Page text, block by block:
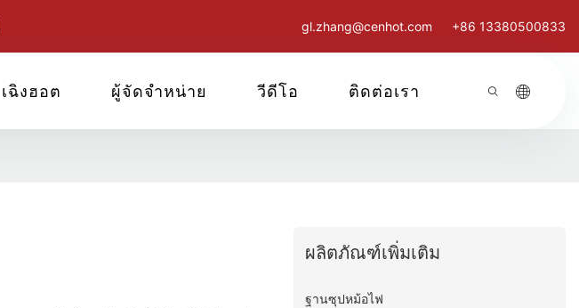
gl.zhang@cenhot.com +86 13380500833
เฉิงฮอต ผู้จัดจำหน่าย วีดีโอ ติดต่อเรา
ผลิตภัณฑ์เพิ่มเติม
ฐานซุปหม้อไฟ